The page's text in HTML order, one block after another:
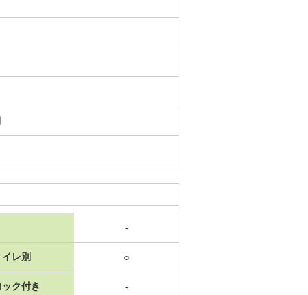
-
レ別 ○
ク付き -